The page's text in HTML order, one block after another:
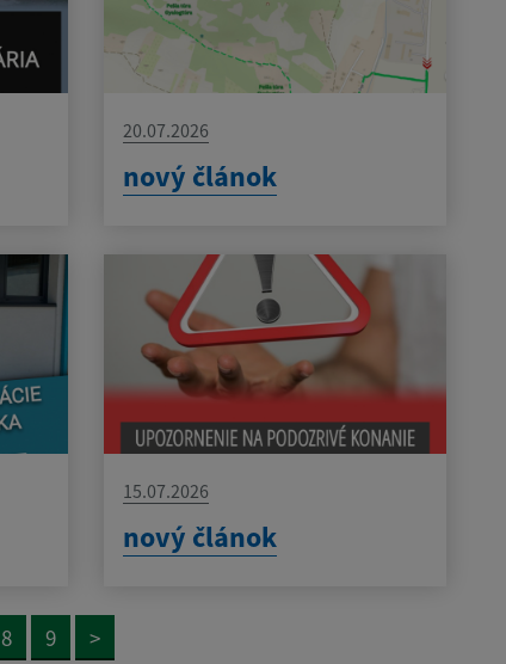
20.07.2026
nový článok
15.07.2026
nový článok
8 9 >